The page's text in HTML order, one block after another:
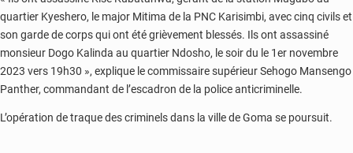
quartier Kyeshero, le major Mitima de la PNC Karisimbi, avec cinq civils et
son garde de corps qui ont été grièvement blessés. Ils ont assassiné
monsieur Dogo Kalinda au quartier Ndosho, le soir du le 1er novembre
2023 vers 19h30 », explique le commissaire supérieur Sehogo Mansengo
Panther, commandant de l’escadron de la police anticriminelle.
L’opération de traque des criminels dans la ville de Goma se poursuit.